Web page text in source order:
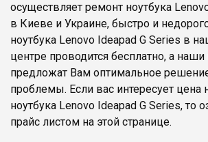
осуществляет ремонт ноутбука
в Киеве и Украине, быстро и
ноутбука Lenovo Ideapad G Series в
центре проводится бесплатно, а наши
предложат Вам оптимальное
проблемы. Если вас интересует цена
ноутбука Lenovo Ideapad G Series, то
прайс листом на этой странице.